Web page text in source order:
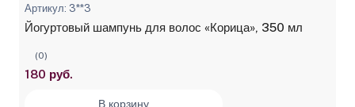
Артикул: 3**3
Йогуртовый шампунь для волос «Корица», 350 мл
(0)
180 руб.
В корзину